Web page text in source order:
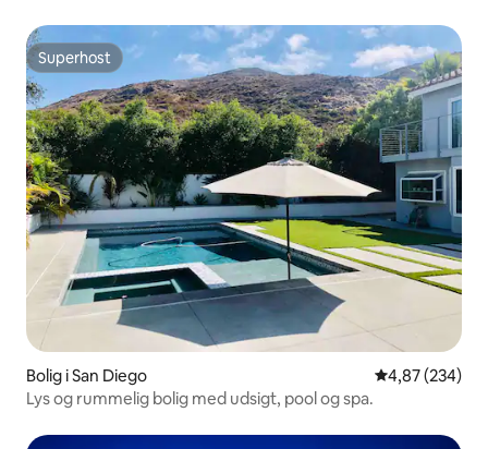
Superhost
Superhost
Bolig i San Diego 4,87 ud af 5 i
4,87 (234)
Lys og rummelig bolig med udsigt, pool og spa.